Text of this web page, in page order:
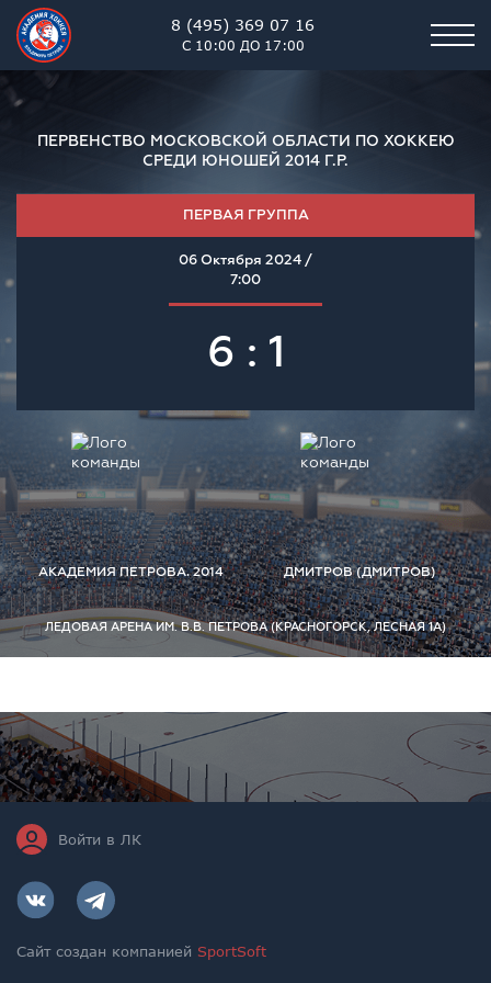
8 (495) 369 07 16
С 10:00 ДО 17:00
ПЕРВЕНСТВО МОСКОВСКОЙ ОБЛАСТИ ПО ХОККЕЮ
СРЕДИ ЮНОШЕЙ 2014 Г.Р.
АКАДЕМИЯ ПЕТРОВА. 2014
ПЕРВАЯ ГРУППА
06 Октября 2024 /
7:00
6 : 1
ДМИТРОВ (ДМИТРОВ)
ЛЕДОВАЯ АРЕНА ИМ. В.В. ПЕТРОВА (КРАСНОГОРСК, ЛЕСНАЯ 1А)
Войти в ЛК
Сайт создан компанией SportSoft